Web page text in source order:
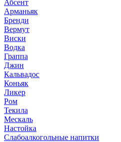
Абсент
Арманьяк
Бренди
Вермут
Виски
Водка
Граппа
Джин
Кальвадос
Коньяк
Ликер
Ром
Текила
Мескаль
Настойка
Слабоалкогольные напитки